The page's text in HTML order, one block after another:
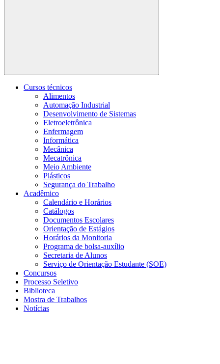
Buscar
Cursos técnicos
Alimentos
Automação Industrial
Desenvolvimento de Sistemas
Eletroeletrônica
Enfermagem
Informática
Mecânica
Mecatrônica
Meio Ambiente
Plásticos
Segurança do Trabalho
Acadêmico
Calendário e Horários
Catálogos
Documentos Escolares
Orientação de Estágios
Horários da Monitoria
Programa de bolsa-auxílio
Secretaria de Alunos
Serviço de Orientação Estudante (SOE)
Concursos
Processo Seletivo
Biblioteca
Mostra de Trabalhos
Notícias